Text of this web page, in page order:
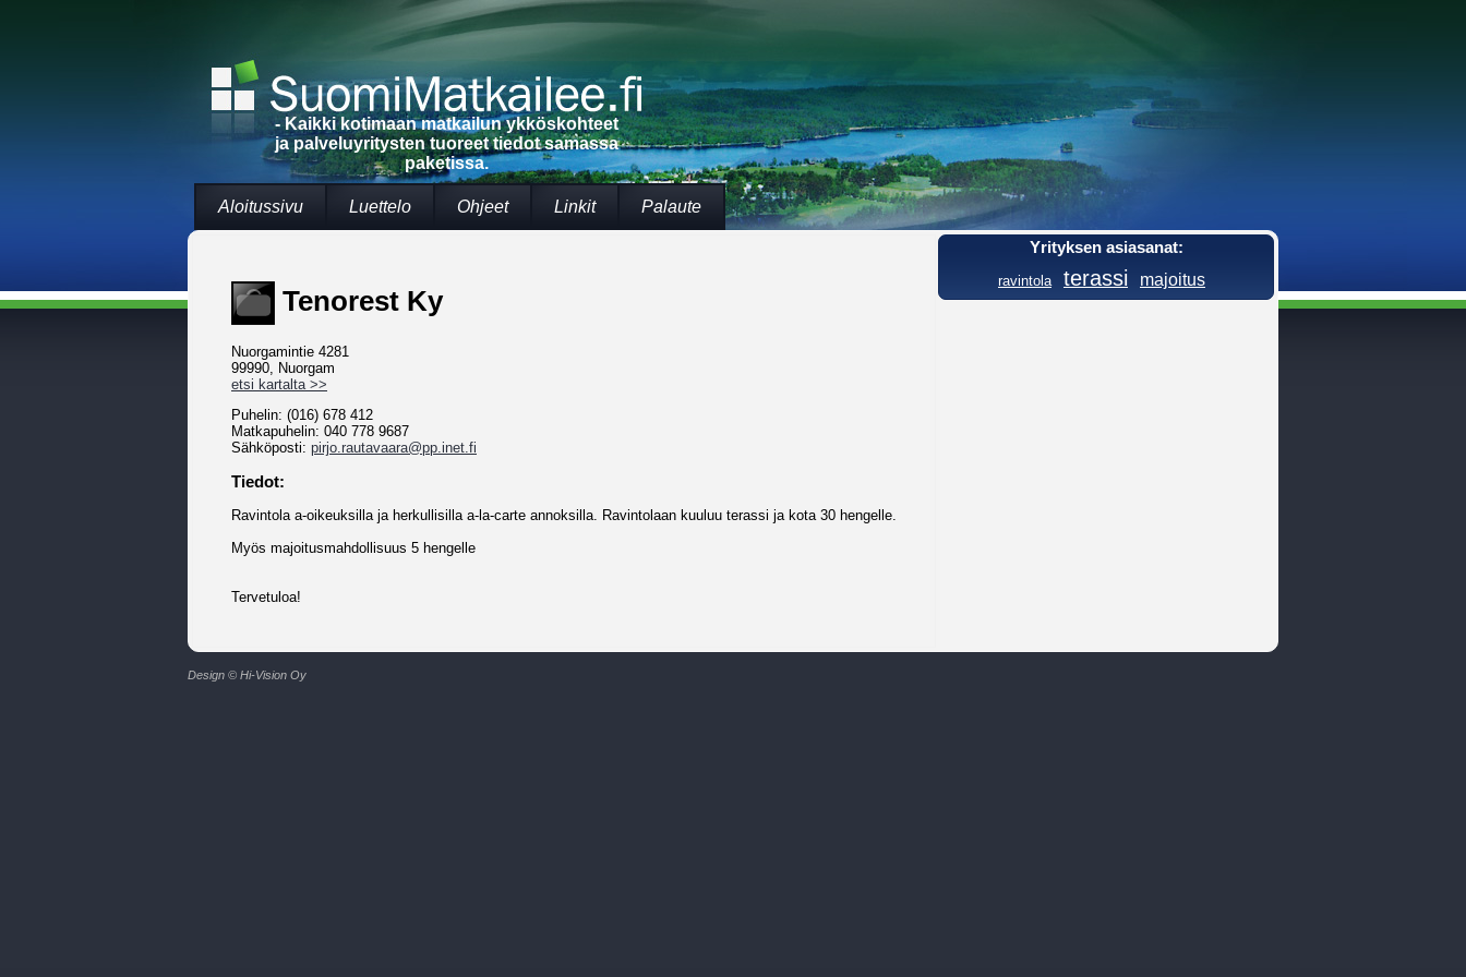
- Kaikki kotimaan matkailun ykköskohteet
ja palveluyritysten tuoreet tiedot samassa
paketissa.
Aloitussivu Luettelo Ohjeet Linkit Palaute
Tenorest Ky
Nuorgamintie 4281
99990, Nuorgam
etsi kartalta >>
Puhelin: (016) 678 412
Matkapuhelin: 040 778 9687
Sähköposti: pirjo.rautavaara@pp.inet.fi
Tiedot:
Ravintola a-oikeuksilla ja herkullisilla a-la-carte annoksilla. Ravintolaan kuuluu terassi ja kota 30 hengelle.
Myös majoitusmahdollisuus 5 hengelle
Tervetuloa!
Yrityksen asiasanat:
ravintola terassi majoitus
Design © Hi-Vision Oy